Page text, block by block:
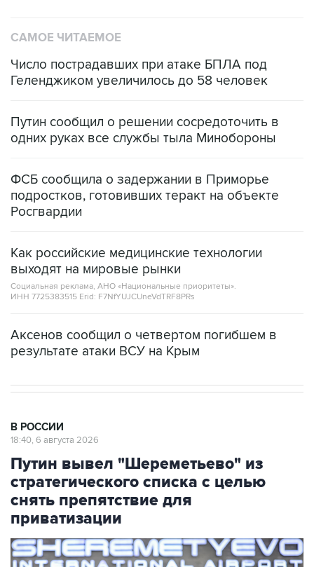
САМОЕ ЧИТАЕМОЕ
Число пострадавших при атаке БПЛА под
Геленджиком увеличилось до 58 человек
Путин сообщил о решении сосредоточить в
одних руках все службы тыла Минобороны
ФСБ сообщила о задержании в Приморье
подростков, готовивших теракт на объекте
Росгвардии
Как российские медицинские технологии
выходят на мировые рынки
Социальная реклама, АНО «Национальные приоритеты».
ИНН 7725383515 Erid: F7NfYUJCUneVdTRF8PRs
Аксенов сообщил о четвертом погибшем в
результате атаки ВСУ на Крым
В РОССИИ
18:40, 6 августа 2026
Путин вывел "Шереметьево" из
стратегического списка с целью
снять препятствие для
приватизации